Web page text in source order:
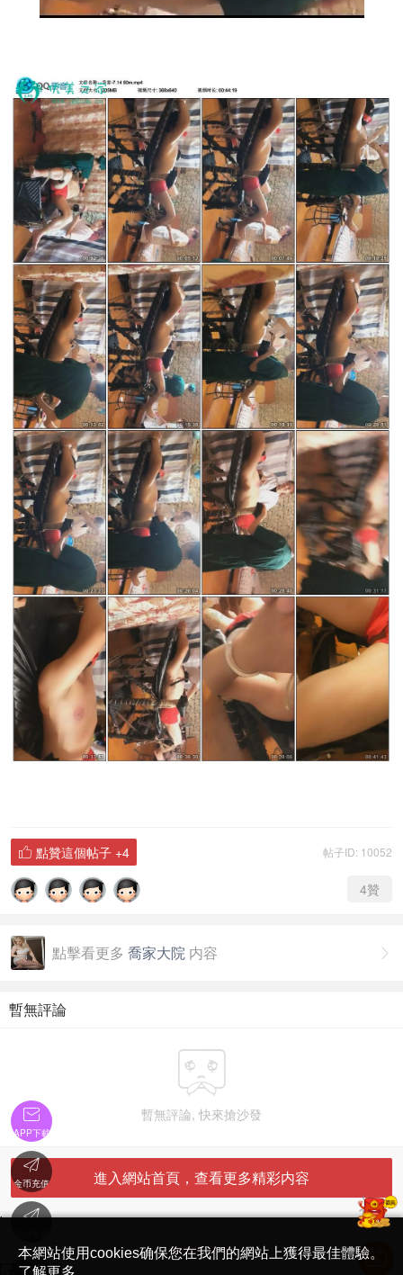
帖子ID: 10052
 點贊這個帖子 +4
4贊

點擊看更多 喬家大院 内容
暫無評論

暫無評論, 快來搶沙發
進入網站首頁，查看更多精彩内容
'
简体中文版
本網站使用cookies确保您在我們的網站上獲得最佳體驗。
了解更多

APP下載

金币充值

